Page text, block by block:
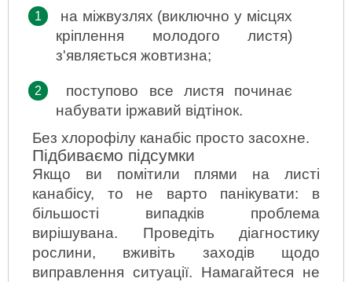
на міжвузлях (виключно у місцях
кріплення молодого листя)
з'являється жовтизна;
поступово все листя починає
набувати іржавий відтінок.
Без хлорофілу канабіс просто засохне.
Підбиваємо підсумки
Якщо ви помітили плями на листі
канабісу, то не варто панікувати: в
більшості випадків проблема
вирішувана. Проведіть діагностику
рослини, вживіть заходів щодо
виправлення ситуації. Намагайтеся не